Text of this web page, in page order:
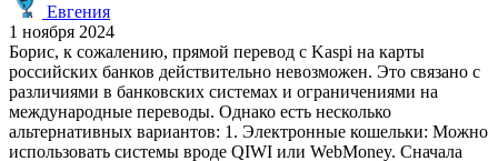
Евгения
1 ноября 2024
Борис, к сожалению, прямой перевод с Kaspi на карты
российских банков действительно невозможен. Это связано с
различиями в банковских системах и ограничениями на
международные переводы. Однако есть несколько
альтернативных вариантов: 1. Электронные кошельки: Можно
использовать системы вроде QIWI или WebMoney. Сначала